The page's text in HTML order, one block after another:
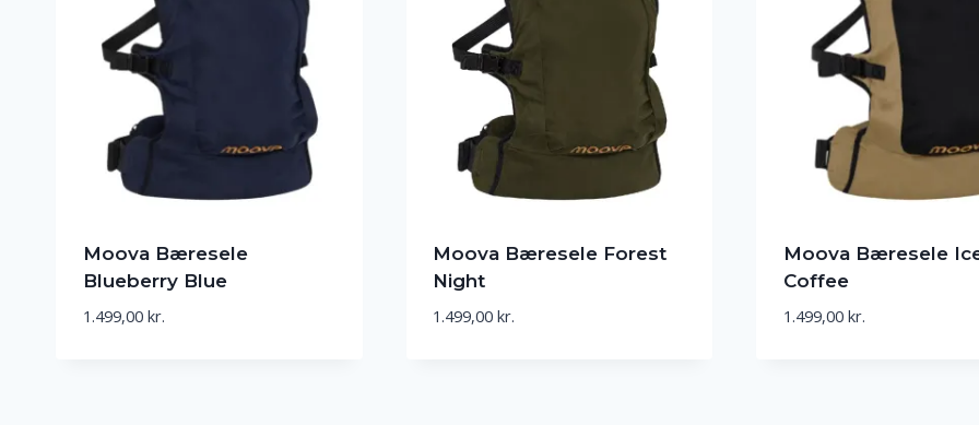
Moova Bæresele
Blueberry Blue
1.499,00 kr.
Moova Bæresele Forest
Night
1.499,00 kr.
Moova Bæresele
Coffee
1.499,00 kr.